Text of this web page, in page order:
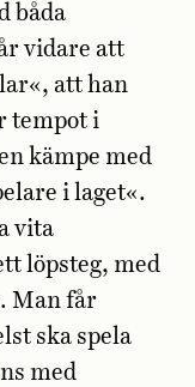
båda
vidare att
att han
tempot i
kämpe med
i laget«.
vita
löpsteg, med
Man får
ska spela
med